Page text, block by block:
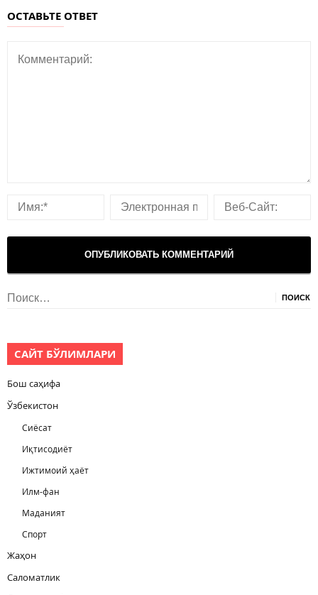
ОСТАВЬТЕ ОТВЕТ
Найти:
САЙТ БЎЛИМЛАРИ
Бош саҳифа
Ўзбекистон
Сиёсат
Иқтисодиёт
Ижтимоий ҳаёт
Илм-фан
Маданият
Спорт
Жаҳон
Саломатлик